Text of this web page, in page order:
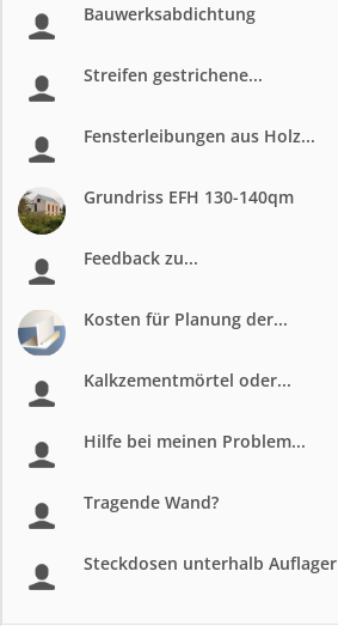
Bauwerksabdichtung
Streifen gestrichene...
Fensterleibungen aus Holz...
Grundriss EFH 130-140qm
Feedback zu...
Kosten für Planung der...
Kalkzementmörtel oder...
Hilfe bei meinen Problem...
Tragende Wand?
Steckdosen unterhalb Auflager